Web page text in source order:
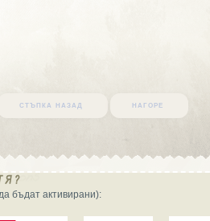
стъпка назад нагоре
бъдат активирани):